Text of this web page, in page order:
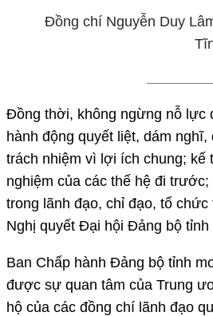
Đồng chí Nguyễn Duy
Đồng thời, không ngừng nỗ lực
hành động quyết liệt, dám nghĩ,
trách nhiệm vì lợi ích chung; kế
nghiệm của các thế hệ đi
trong lãnh đạo, chỉ đạo, tổ
Nghị quyết Đại hội Đảng bộ tỉnh
Ban Chấp hành Đảng bộ tỉnh
được sự quan tâm của Trung
hộ của các đồng chí lãnh đạo